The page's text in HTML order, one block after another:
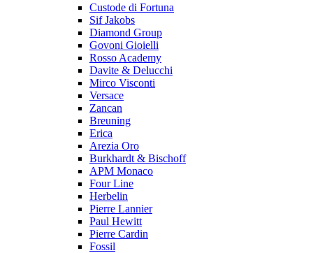
Custode di Fortuna
Sif Jakobs
Diamond Group
Govoni Gioielli
Rosso Academy
Davite & Delucchi
Mirco Visconti
Versace
Zancan
Breuning
Erica
Arezia Oro
Burkhardt & Bischoff
APM Monaco
Four Line
Herbelin
Pierre Lannier
Paul Hewitt
Pierre Cardin
Fossil